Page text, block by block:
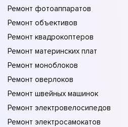
Ремонт фотоаппаратов
Ремонт объективов
Ремонт квадрокоптеров
Ремонт материнских плат
Ремонт моноблоков
Ремонт оверлоков
Ремонт швейных машинок
Ремонт электровелосипедов
Ремонт электросамокатов